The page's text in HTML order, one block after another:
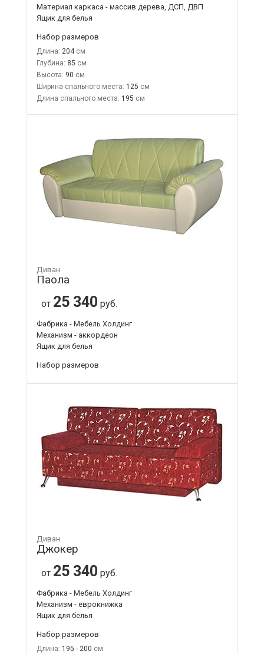
Материал каркаса - массив дерева, ДСП, ДВП
Ящик для белья
Набор размеров
Длина: 204
Глубина: 85
Высота: 90
Ширина спального места: 125
Длина спального места: 195
Диван
Паола
от 25 340 руб.
Фабрика - Мебель Холдинг
Механизм - аккордеон
Ящик для белья
Набор размеров
Диван
Джокер
от 25 340 руб.
Фабрика - Мебель Холдинг
Механизм - еврокнижка
Ящик для белья
Набор размеров
Длина: 195 - 200